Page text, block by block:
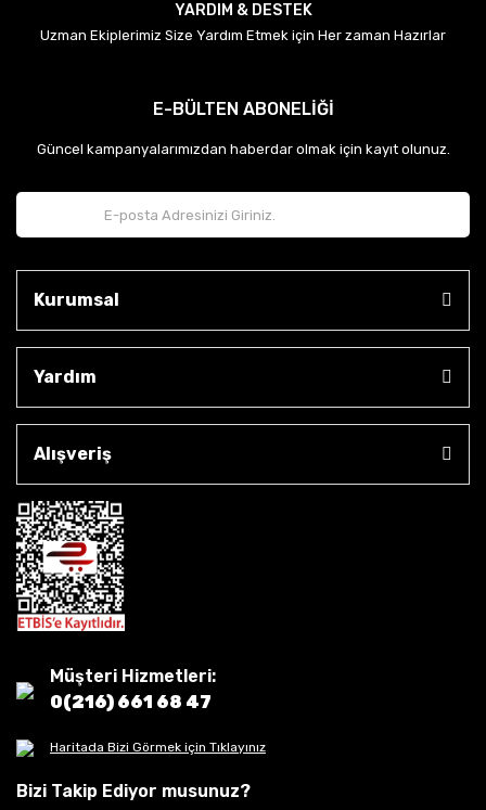
YARDIM & DESTEK
Uzman Ekiplerimiz Size Yardım Etmek için Her zaman Hazırlar
E-BÜLTEN ABONELİĞİ
Güncel kampanyalarımızdan haberdar olmak için kayıt olunuz.
Kurumsal
Yardım
Alışveriş
Müşteri Hizmetleri:
0(216) 661 68 47
Haritada Bizi Görmek için Tıklayınız
Bizi Takip Ediyor musunuz?